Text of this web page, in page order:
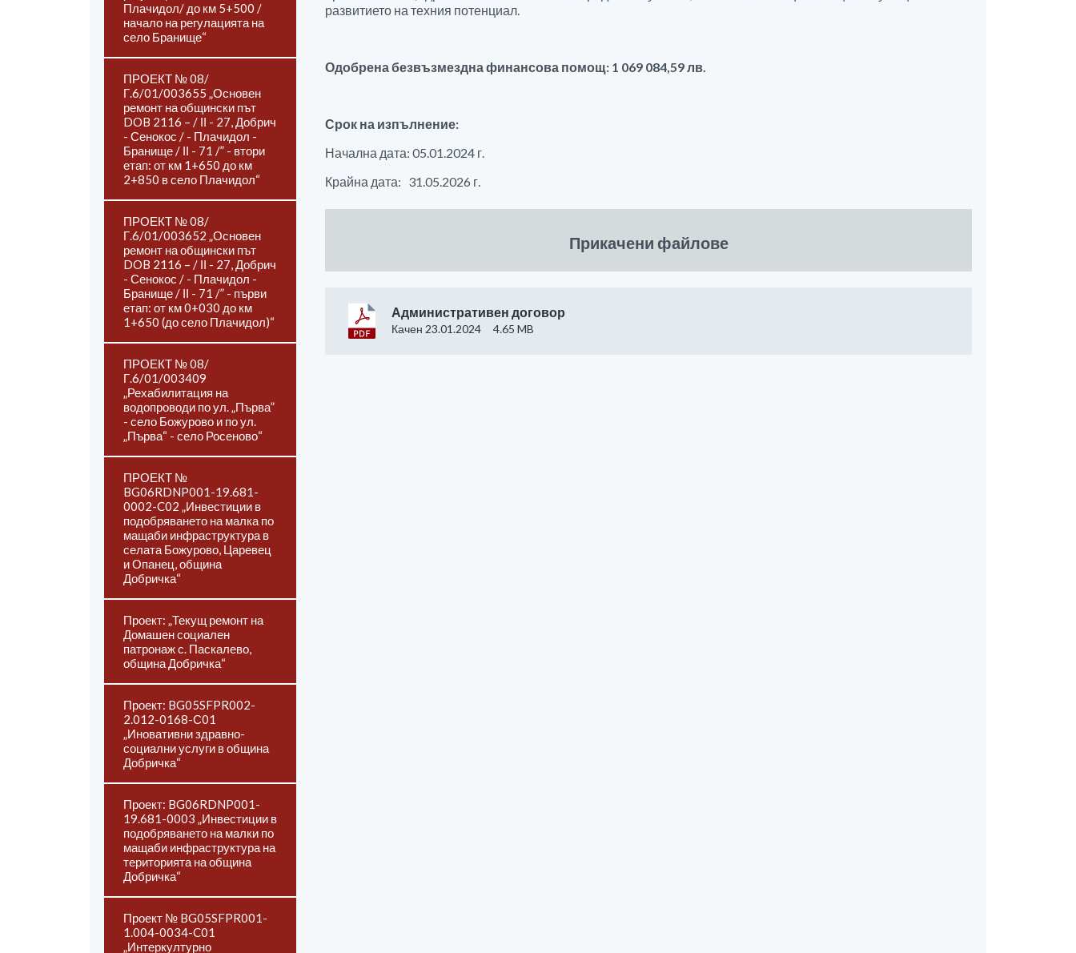
Плачидол/ до км 5+500 /
начало на регулацията на
село Бранище“
ПРОЕКТ № 08/
Г.6/01/003655 „Основен
ремонт на общински път
DOB 2116 – / ІІ - 27, Добрич
- Сенокос / - Плачидол -
Бранище / ІІ - 71 /” - втори
етап: от км 1+650 до км
2+850 в село Плачидол“
ПРОЕКТ № 08/
Г.6/01/003652 „Основен
ремонт на общински път
DOB 2116 – / ІІ - 27, Добрич
- Сенокос / - Плачидол -
Бранище / ІІ - 71 /” - първи
етап: от км 0+030 до км
1+650 (до село Плачидол)“
ПРОЕКТ № 08/
Г.6/01/003409
„Рехабилитация на
водопроводи по ул. „Първа”
- село Божурово и по ул.
„Първа“ - село Росеново“
ПРОЕКТ №
BG06RDNP001-19.681-
0002-C02 „Инвестиции в
подобряването на малка по
мащаби инфраструктура в
селата Божурово, Царевец
и Опанец, община
Добричка“
Проект: „Текущ ремонт на
Домашен социален
патронаж с. Паскалево,
община Добричка“
Проект: BG05SFPR002-
2.012-0168-С01
„Иновативни здравно-
социални услуги в община
Добричка“
Проект: BG06RDNP001-
19.681-0003 „Инвестиции в
подобряването на малки по
мащаби инфраструктура на
територията на община
Добричка“
Проект № BG05SFPR001-
1.004-0034-C01
„Интеркултурно
развитието на техния потенциал.
Одобрена безвъзмездна финансова помощ: 1 069 084,59 лв.
Срок на изпълнение:
Начална дата: 05.01.2024 г.
Крайна дата: 31.05.2026 г.
Прикачени файлове
Административен договор
Качен 23.01.2024 4.65 MB